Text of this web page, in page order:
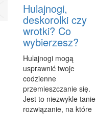
TRANSPORT
CZĘŚCI SAMOCHODOWE
WYNAJEM
USŁUGI MOTORYZACYJNE
SALONY, KOMISY
E-MARKETING
Hulajnogi,
deskorolki czy
wrotki? Co
wybierzesz?
Hulajnogi mogą
usprawnić twoje
codzienne
przemieszczanie się.
Jest to niezwykle tanie
rozwiązanie, na które